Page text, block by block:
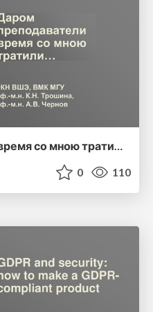
Даром преподаватели время со мною тратили…
0 110